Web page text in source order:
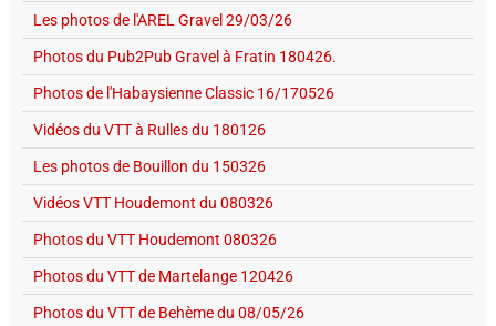
Les photos de l'AREL Gravel 29/03/26
Photos du Pub2Pub Gravel à Fratin 180426.
Photos de l'Habaysienne Classic 16/170526
Vidéos du VTT à Rulles du 180126
Les photos de Bouillon du 150326
Vidéos VTT Houdemont du 080326
Photos du VTT Houdemont 080326
Photos du VTT de Martelange 120426
Photos du VTT de Behème du 08/05/26